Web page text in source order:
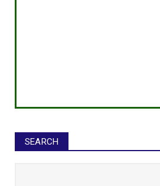
SEARCH